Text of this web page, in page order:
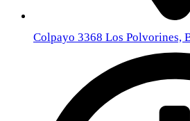
Colpayo 3368 Los Polvorines,